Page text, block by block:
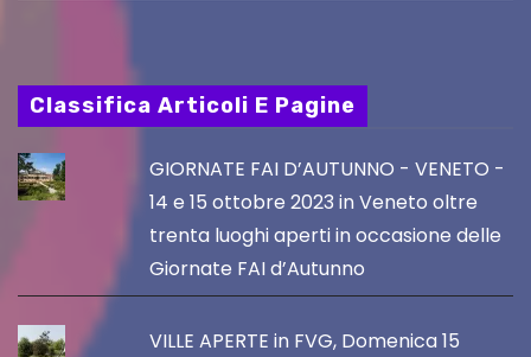
Classifica Articoli E Pagine
GIORNATE FAI D’AUTUNNO - VENETO -
14 e 15 ottobre 2023 in Veneto oltre
trenta luoghi aperti in occasione delle
Giornate FAI d’Autunno
VILLE APERTE in FVG, Domenica 15